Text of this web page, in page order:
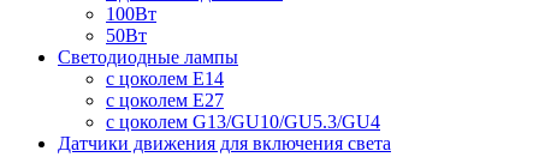
100Вт
50Вт
Светодиодные лампы
с цоколем E14
с цоколем E27
с цоколем G13/GU10/GU5.3/GU4
Датчики движения для включения света